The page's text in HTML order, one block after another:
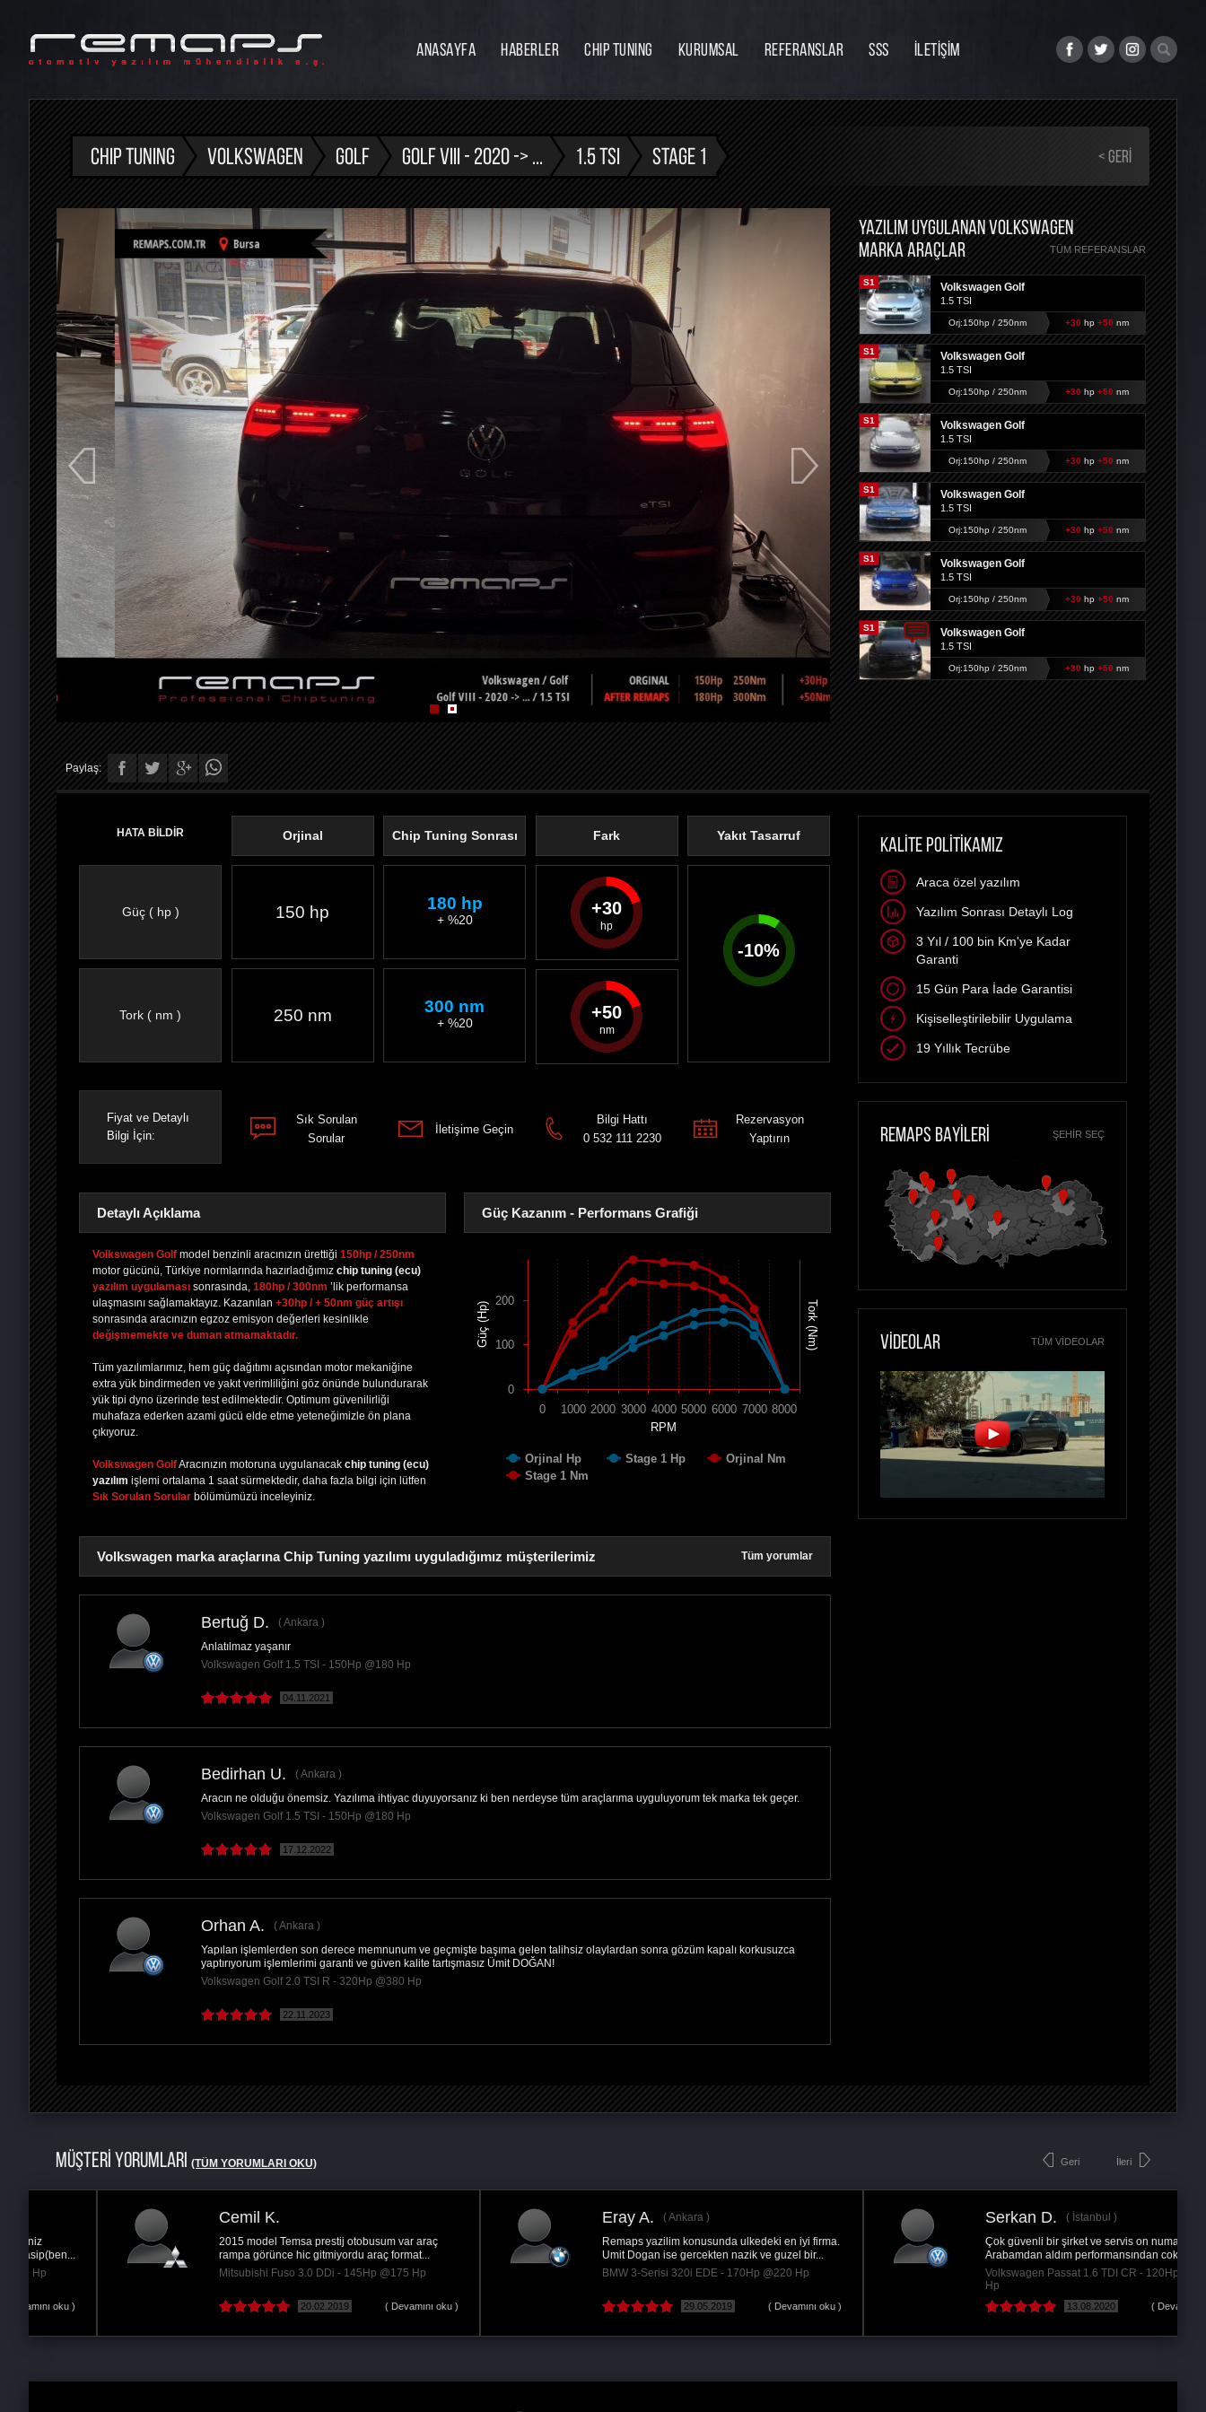
ANASAYFA HABERLER CHIP TUNING KURUMSAL
Ekibimiz
İnsan Kaynakları
REFERANSLAR SSS İLETİŞİM
CHIP TUNING VOLKSWAGEN GOLF GOLF VIII - 2020 -> ... 1.5 TSI STAGE 1 < GERI
YAZILIM UYGULANAN VOLKSWAGEN
MARKA ARAÇLAR
TÜM REFERANSLAR
S1 Volkswagen Golf
1.5 TSI
Orj:150hp / 250nm +30 hp +50 nm
S1 Volkswagen Golf
1.5 TSI
Orj:150hp / 250nm +30 hp +50 nm
S1 Volkswagen Golf
1.5 TSI
Orj:150hp / 250nm +30 hp +50 nm
S1 Volkswagen Golf
1.5 TSI
Orj:150hp / 250nm +30 hp +50 nm
S1 Volkswagen Golf
1.5 TSI
Orj:150hp / 250nm +30 hp +50 nm
S1 Volkswagen Golf
1.5 TSI
Orj:150hp / 250nm +30 hp +50 nm
Paylaş:
PAYLAŞPAYLAŞPLUS'TA
PAYLAŞ
PAYLAŞ
HATA BİLDİR
Güç ( hp )
Tork ( nm )
Orjinal
150 hp
250 nm
Chip Tuning Sonrası
180 hp
+ %20
300 nm
+ %20
Fark
30
50
Yakıt Tasarruf
-10%
Fiyat ve Detaylı
Bilgi İçin:
Sık Sorulan
Sorular
İletişime Geçin
Bilgi Hattı
0 532 111 2230
Rezervasyon
Yaptırın
Detaylı Açıklama
Volkswagen Golf model benzinli aracınızın ürettiği 150hp / 250nm
motor gücünü, Türkiye normlarında hazırladığımız chip tuning (ecu)
yazılım uygulaması sonrasında, 180hp / 300nm ’lik performansa
ulaşmasını sağlamaktayız. Kazanılan +30hp / + 50nm güç artışı
sonrasında aracınızın egzoz emisyon değerleri kesinlikle
değişmemekte ve duman atmamaktadır.
Tüm yazılımlarımız, hem güç dağıtımı açısından motor mekaniğine
extra yük bindirmeden ve yakıt verimliliğini göz önünde bulundurarak
yük tipi dyno üzerinde test edilmektedir. Optimum güvenilirliği
muhafaza ederken azami gücü elde etme yeteneğimizle ön plana
çıkıyoruz.
Volkswagen GolfAracınızın motoruna uygulanacak chip tuning (ecu)
yazılım işlemi ortalama 1 saat sürmektedir, daha fazla bilgi için lütfen
Sık Sorulan Sorular bölümümüzü inceleyiniz.
Güç Kazanım - Performans Grafiği
RPM
Güç (Hp) Tork (Nm)
Orjinal Hp Stage 1 Hp
Orjinal Nm
Stage 1 Nm
0 1000 2000 3000 4000 5000 6000 7000 8000
0
100
200
Volkswagen marka araçlarına Chip Tuning yazılımı uyguladığımız müşterilerimiz Tüm yorumlar
Bertuğ D.
Ankara
Anlatılmaz yaşanır
Volkswagen Golf 1.5 TSI - 150Hp @180 Hp
04.11.2021
Bedirhan U.
Ankara
Aracın ne olduğu önemsiz. Yazılıma ihtiyac duyuyorsanız ki ben nerdeyse tüm araçlarıma uyguluyorum tek marka tek geçer.
Volkswagen Golf 1.5 TSI - 150Hp @180 Hp
17.12.2022
Orhan A.
Ankara
Yapılan işlemlerden son derece memnunum ve geçmişte başıma gelen talihsiz olaylardan sonra gözüm kapalı korkusuzca
yaptırıyorum işlemlerimi garanti ve güven kalite tartışmasız Ümit DOĞAN!
Volkswagen Golf 2.0 TSI R - 320Hp @380 Hp
22.11.2023
KALİTE POLİTİKAMIZ
Araca özel yazılım
Yazılım Sonrası Detaylı Log
3 Yıl / 100 bin Km'ye Kadar
Garanti
15 Gün Para İade Garantisi
Kişiselleştirilebilir Uygulama
19 Yıllık Tecrübe
REMAPS BAYİLERİ ŞEHIR SEÇ
VİDEOLAR TÜM VIDEOLAR
MÜŞTERİ YORUMLARI (TÜM YORUMLARI OKU) Geri
Cemil K.
2015 model Temsa prestij otobusum var araç
rampa görünce hic gitmiyordu araç format...
Mitsubishi Fuso 3.0 DDi - 145Hp @175 Hp
20.02.2019 ( Devamını oku )
Eray A.
Ankara
Remaps yazilim konusunda ulkedeki en iyi firma.
Umit Dogan ise gercekten nazik ve guzel bir...
BMW 3-Serisi 320i EDE - 170Hp @220 Hp
29.05.2019 ( Devamını oku )
Serkan D.
İstanbul
Çok güvenli bir şirket ve servis on numara !
Arabamdan aldım performansından cok...
Volkswagen Passat 1.6 TDI CR - 120Hp @150
13.08.2020 ( Devamını oku )
İleri